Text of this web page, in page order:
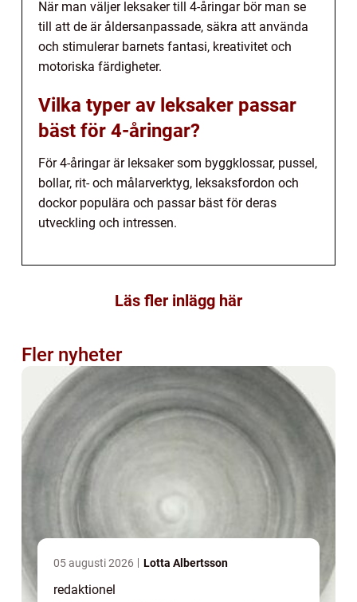
När man väljer leksaker till 4-åringar bör man se
till att de är åldersanpassade, säkra att använda
och stimulerar barnets fantasi, kreativitet och
motoriska färdigheter.
Vilka typer av leksaker passar
bäst för 4-åringar?
För 4-åringar är leksaker som byggklossar, pussel,
bollar, rit- och målarverktyg, leksaksfordon och
dockor populära och passar bäst för deras
utveckling och intressen.
Läs fler inlägg här
Fler nyheter
05 augusti 2026 Lotta Albertsson
redaktionel